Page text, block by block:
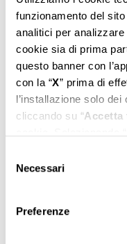
funzionamento del
analitici per
cookie sia di prima
questo banner con
con la “X” prima di
l’installazione solo
cliccando su “Accetta
consenso. Se vuole
consenso ad alcuni o
maggiori dettagli sui
delNecessari
Preferenze
30/10/2025
Cargo City
Parking
Read all
More news